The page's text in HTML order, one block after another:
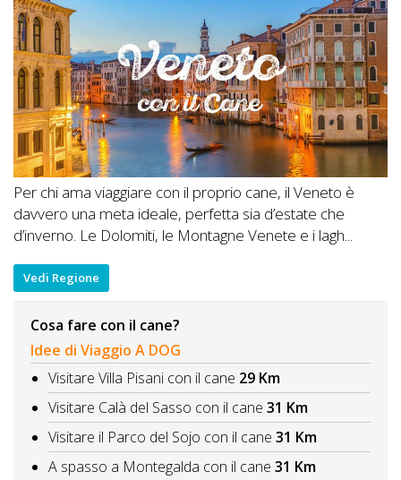
Per chi ama viaggiare con il proprio cane, il Veneto è
davvero una meta ideale, perfetta sia d’estate che
d’inverno. Le Dolomiti, le Montagne Venete e i lagh...
Vedi Regione
Cosa fare con il cane?
Idee di Viaggio A DOG
Visitare Villa Pisani con il cane 29 Km
Visitare Calà del Sasso con il cane 31 Km
Visitare il Parco del Sojo con il cane 31 Km
A spasso a Montegalda con il cane 31 Km